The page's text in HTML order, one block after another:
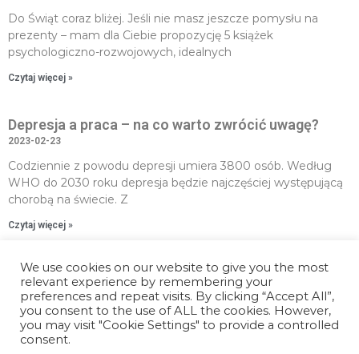
Do Świąt coraz bliżej. Jeśli nie masz jeszcze pomysłu na
prezenty – mam dla Ciebie propozycję 5 książek
psychologiczno-rozwojowych, idealnych
Czytaj więcej »
Depresja a praca – na co warto zwrócić uwagę?
2023-02-23
Codziennie z powodu depresji umiera 3800 osób. Według
WHO do 2030 roku depresja będzie najczęściej występującą
chorobą na świecie. Z
Czytaj więcej »
Strona główna
Polityka prywatności
Oferta
Odporność psychiczna
O mnie
We use cookies on our website to give you the most
relevant experience by remembering your
preferences and repeat visits. By clicking “Accept All”,
you consent to the use of ALL the cookies. However,
you may visit "Cookie Settings" to provide a controlled
consent.